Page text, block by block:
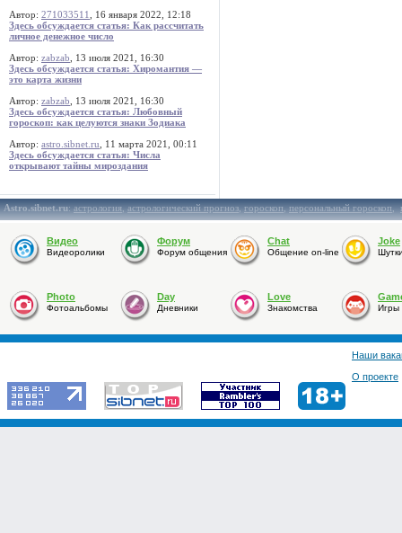
Автор: 271033511
, 16 января 2022, 12:18
Здесь обсуждается статья: Как рассчитать
личное денежное число
Автор: zabzab , 13 июля 2021, 16:30
Здесь обсуждается статья: Хиромантия —
это карта жизни
Автор: zabzab , 13 июля 2021, 16:30
Здесь обсуждается статья: Любовный
гороскоп: как целуются знаки Зодиака
Автор: astro.sibnet.ru , 11 марта 2021, 00:11
Здесь обсуждается статья: Числа
открывают тайны мироздания
Astro.sibnet.ru:астрология,астрологический прогноз,гороскоп,персональный гороскоп,
Видео
Видеоролики
Форум
Форум общения
Chat
Общение on-line
Joke
Photo
Фотоальбомы
Day
Дневники
Love
Знакомства Игры
Наши
О проекте